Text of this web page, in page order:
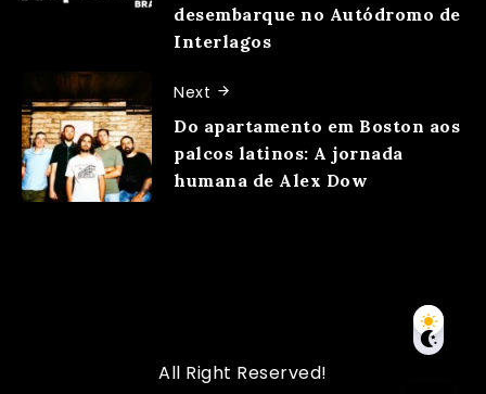
desembarque no Autódromo de
Interlagos
Next
Do apartamento em Boston aos
palcos latinos: A jornada
humana de Alex Dow
All Right Reserved!